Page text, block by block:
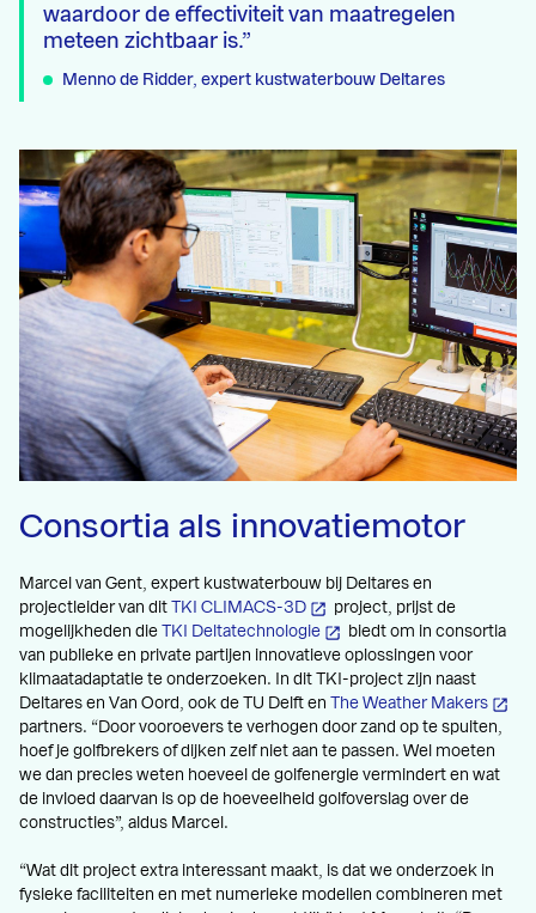
waardoor de effectiviteit van maatregelen
meteen zichtbaar is.
Menno de Ridder, expert kustwaterbouw Deltares
Consortia als innovatiemotor
Marcel van Gent, expert kustwaterbouw bij Deltares en
projectleider van dit TKI CLIMACS-3D
project, prijst de
mogelijkheden die TKI Deltatechnologie
biedt om in consortia
van publieke en private partijen innovatieve oplossingen voor
klimaatadaptatie te onderzoeken. In dit TKI-project zijn naast
Deltares en Van Oord, ook de TU Delft en The Weather Makers
partners. “Door vooroevers te verhogen door zand op te spuiten,
hoef je golfbrekers of dijken zelf niet aan te passen. Wel moeten
we dan precies weten hoeveel de golfenergie vermindert en wat
de invloed daarvan is op de hoeveelheid golfoverslag over de
constructies”, aldus Marcel.
“Wat dit project extra interessant maakt, is dat we onderzoek in
fysieke faciliteiten en met numerieke modellen combineren met